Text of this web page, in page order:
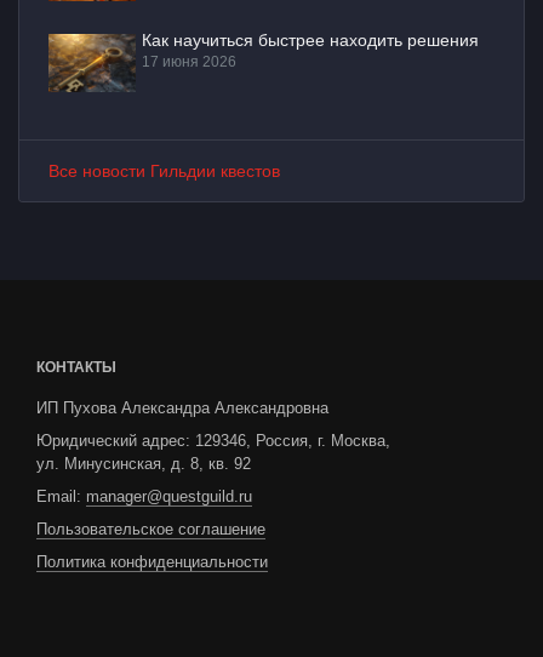
Как научиться быстрее находить решения
17 июня 2026
Все новости Гильдии квестов
КОНТАКТЫ
ИП Пухова Александра Александровна
Юридический адрес: 129346, Россия, г. Москва,
ул. Минусинская, д. 8, кв. 92
Email: manager@questguild.ru
Пользовательское соглашение
Политика конфиденциальности